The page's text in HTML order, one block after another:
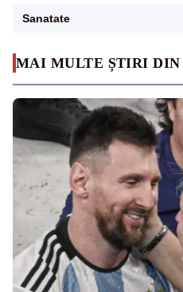
MAI MULTE ȘTIRI DIN
Sanatate